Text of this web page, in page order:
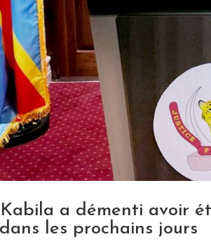
Kabila a démenti avoir
les prochains jours